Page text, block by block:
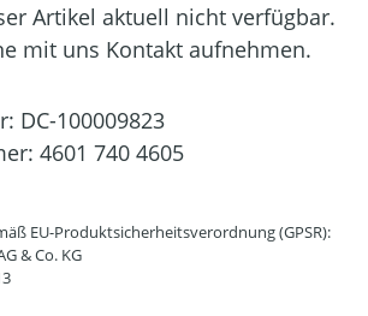
Artikel aktuell nicht verfügbar.
mit uns Kontakt aufnehmen.
DC-100009823
4601 740 4605
EU-Produktsicherheitsverordnung (GPSR):
& Co. KG